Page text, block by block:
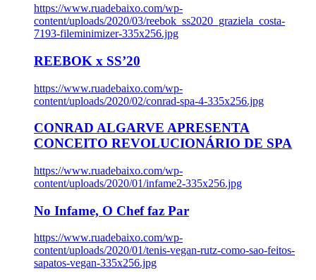
https://www.ruadebaixo.com/wp-
content/uploads/2020/03/reebok_ss2020_graziela_costa-
7193-fileminimizer-335x256.jpg
REEBOK x SS’20
https://www.ruadebaixo.com/wp-
content/uploads/2020/02/conrad-spa-4-335x256.jpg
CONRAD ALGARVE APRESENTA
CONCEITO REVOLUCIONÁRIO DE SPA
https://www.ruadebaixo.com/wp-
content/uploads/2020/01/infame2-335x256.jpg
No Infame, O Chef faz Par
https://www.ruadebaixo.com/wp-
content/uploads/2020/01/tenis-vegan-rutz-como-sao-feitos-
sapatos-vegan-335x256.jpg